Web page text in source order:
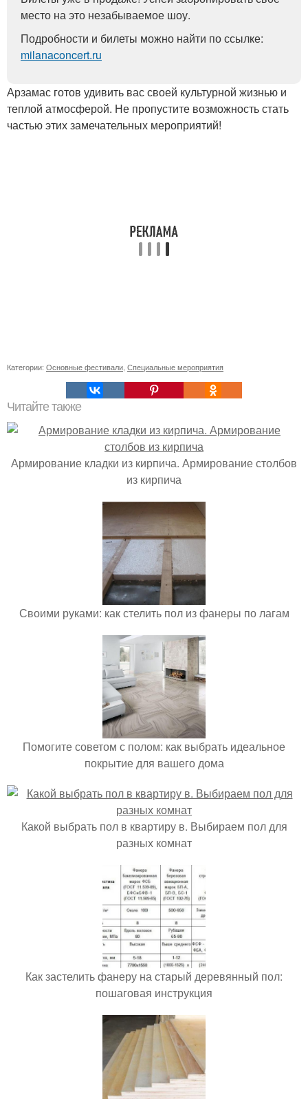
место на это незабываемое шоу.
Подробности и билеты можно найти по ссылке:
milanaconcert.ru
Арзамас готов удивить вас своей культурной жизнью и
теплой атмосферой. Не пропустите возможность стать
частью этих замечательных мероприятий!
Категории: Основные фестивали Специальные мероприятия
Читайте также
Армирование кладки из кирпича. Армирование столбов
из кирпича
Своими руками: как стелить пол из фанеры по лагам
Помогите советом с полом: как выбрать идеальное
покрытие для вашего дома
Какой выбрать пол в квартиру в. Выбираем пол для
разных комнат
Как застелить фанеру на старый деревянный пол:
пошаговая инструкция